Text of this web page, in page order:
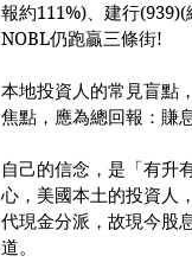
報約111%)、建行
NOBL仍跑贏三條街!
本地投資人的常見盲點
焦點，應為總回報：賺
自己的信念，是「有升
心，美國本土的投資人
代現金分派，故現今股
道。